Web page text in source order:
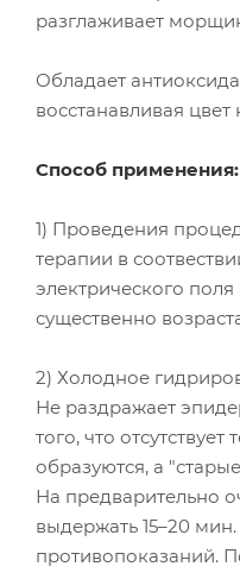
разглаживает
Обладает
восстанавливая цвет
Способ применения:
1) Проведения
терапии в
электрического
существенно
2) Холодное
Не раздражает
того, что
образуются, а
На предварительно
выдержать 15–20
противопоказаний.